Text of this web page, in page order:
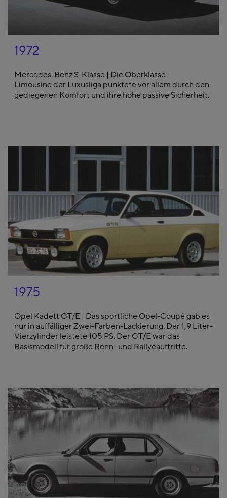
1972
Mercedes-Benz S-Klasse | Die Oberklasse-
Limousine der Luxusliga punktete vor allem durch den
gediegenen Komfort und ihre hohe passive Sicherheit.
1975
Opel Kadett GT/E | Das sportliche Opel-Coupé gab es
nur in auffälliger Zwei-Farben-Lackierung. Der 1,9 Liter-
Vierzylinder leistete 105 PS. Der GT/E war das
Basismodell für große Renn- und Rallyeauftritte.